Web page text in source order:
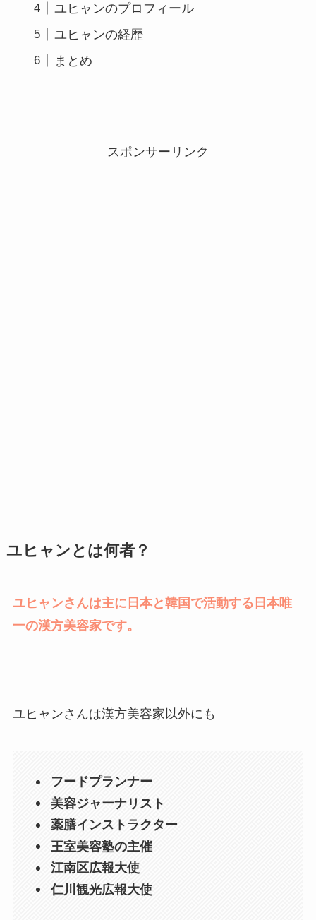
ユヒャンのプロフィール
ユヒャンの経歴
まとめ
スポンサーリンク
ユヒャンとは何者？
ユヒャンさんは主に日本と韓国で活動する日本唯
一の漢方美容家です。
ユヒャンさんは漢方美容家以外にも
フードプランナー
美容ジャーナリスト
薬膳インストラクター
王室美容塾の主催
江南区広報大使
仁川観光広報大使